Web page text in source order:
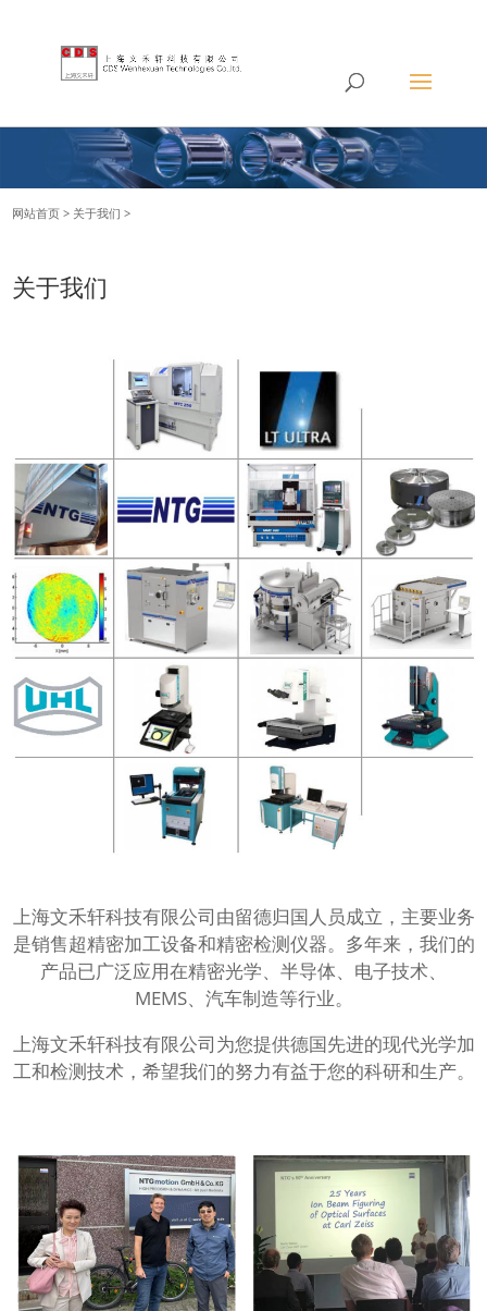
网站首页 > 关于我们 >
关于我们
上海文禾轩科技有限公司由留德归国人员成立，主要业务
是销售超精密加工设备和精密检测仪器。多年来，我们的
产品已广泛应用在精密光学、半导体、电子技术、
MEMS、汽车制造等行业。
上海文禾轩科技有限公司为您提供德国先进的现代光学加
工和检测技术，希望我们的努力有益于您的科研和生产。